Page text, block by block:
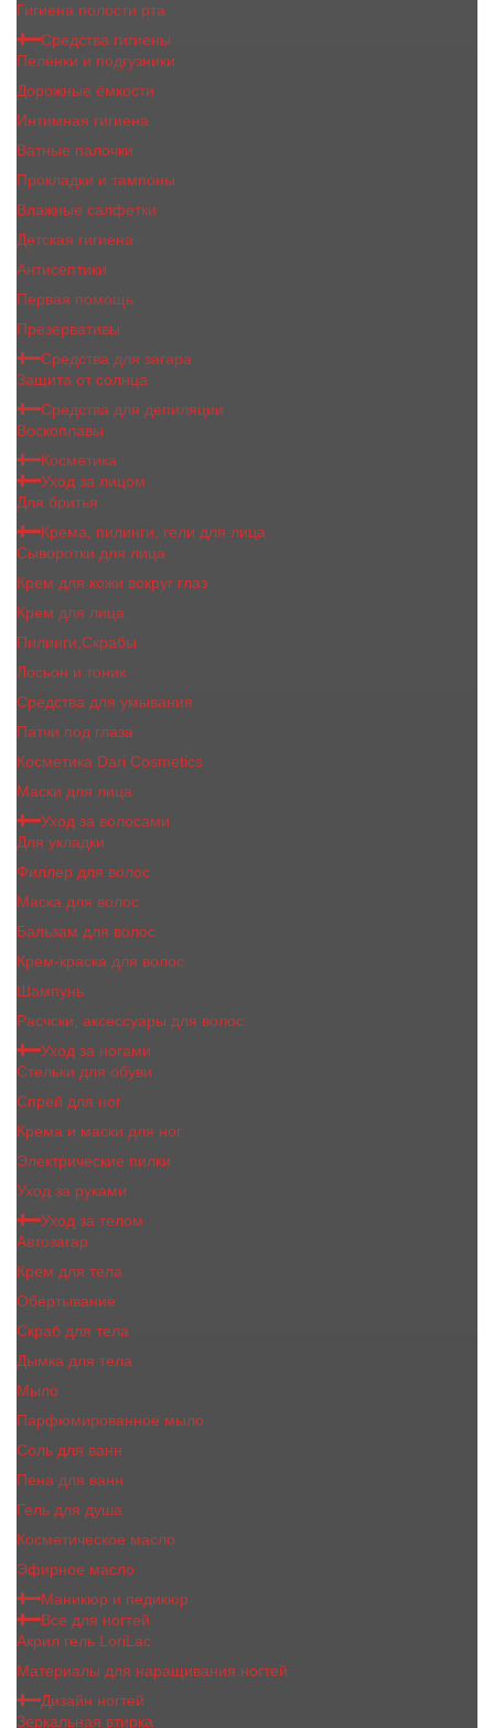
Гигиена полости рта
Средства гигиены
Пелёнки и подгузники
Дорожные ёмкости
Интимная гигиена
Ватные палочки
Прокладки и тампоны
Влажные салфетки
Детская гигиена
Антисептики
Первая помощь
Презервативы
Средства для загара
Защита от солнца
Средства для депиляции
Воскоплавы
Косметика
Уход за лицом
Для бритья
Крема, пилинги, гели для лица
Сыворотки для лица
Крем для кожи вокруг глаз
Крем для лица
Пилинги,Скрабы
Лосьон и тоник
Средства для умывания
Патчи под глаза
Косметика Dari Cosmetics
Маски для лица
Уход за волосами
Для укладки
Филлер для волос
Маска для волос
Бальзам для волос
Крем-краска для волос
Шампунь
Расчски, аксессуары для волос
Уход за ногами
Стельки для обуви
Спрей для ног
Крема и маски для ног
Электрические пилки
Уход за руками
Уход за телом
Автозагар
Крем для тела
Обертывание
Скраб для тела
Дымка для тела
Мыло
Парфюмированное мыло
Соль для ванн
Пена для ванн
Гель для душа
Косметическое масло
Эфирное масло
Маникюр и педикюр
Все для ногтей
Акрил гель LoriLac
Материалы для наращивания ногтей
Дизайн ногтей
Зеркальная втирка